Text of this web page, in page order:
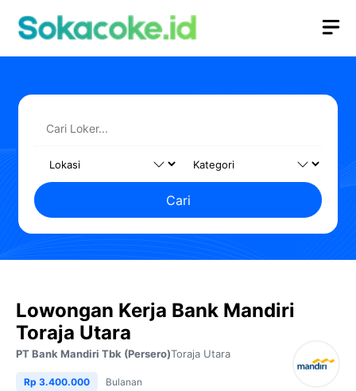
Cari
Lowongan Kerja Bank Mandiri
Toraja Utara
PT Bank Mandiri Tbk (Persero)Toraja Utara
Rp 3.400.000 Bulanan